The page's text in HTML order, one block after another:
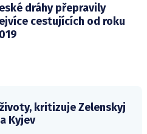
dráhy přepravily
cestujících od roku
kritizuje Zelenskyj
Kyjev